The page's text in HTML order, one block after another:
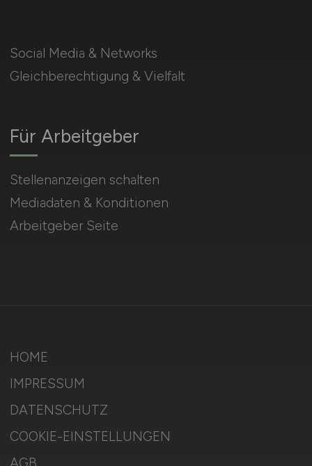
Social Media & Networks
Gleichberechtigung & Vielfalt
Für Arbeitgeber
Stellenanzeigen schalten
Mediadaten & Konditionen
Arbeitgeber Seite
HOME
IMPRESSUM
DATENSCHUTZ
COOKIE-EINSTELLUNGEN